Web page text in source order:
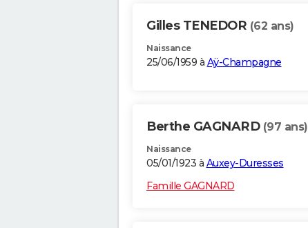
Gilles TENEDOR (62 ans)
Naissance
25/06/1959 à Aÿ-Champagne
Berthe GAGNARD (97 ans)
Naissance
05/01/1923 à Auxey-Duresses
Famille GAGNARD